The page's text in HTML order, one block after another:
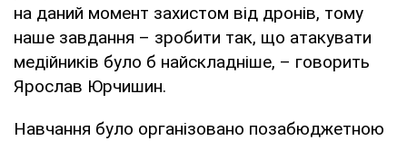
на даний момент захистом від дронів, тому
наше завдання – зробити так, що атакувати
медійників було б найскладніше, – говорить
Ярослав Юрчишин.
Навчання було організовано позабюджетною